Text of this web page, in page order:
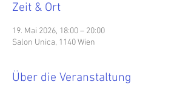
Zeit & Ort
19. Mai 2026, 18:00 – 20:00
Salon Unica, 1140 Wien
Über die Veranstaltung